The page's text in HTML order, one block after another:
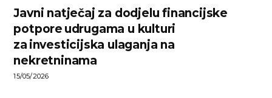
Javni natječaj za dodjelu financijske
potpore udrugama u kulturi
za investicijska ulaganja na
nekretninama
15/05/2026